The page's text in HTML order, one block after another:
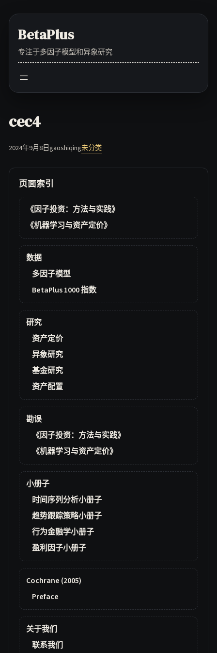
contentBetaPlus
专注于多因子模型和异象研究
cec4
2024年9月8日gaoshiqing未分类
页面索引
《因子投资：方法与实践》
《机器学习与资产定价》
数据
多因子模型
BetaPlus 1000 指数
研究
资产定价
异象研究
基金研究
资产配置
勘误
《因子投资：方法与实践》
《机器学习与资产定价》
小册子
时间序列分析小册子
趋势跟踪策略小册子
行为金融学小册子
盈利因子小册子
Cochrane (2005)
Preface
关于我们
联系我们